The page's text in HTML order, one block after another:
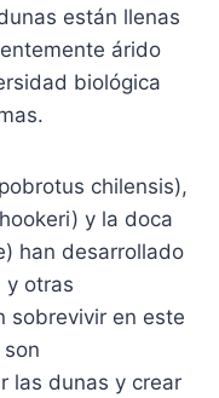
están llenas
árido
biológica
chilensis),
y la doca
han desarrollado
y otras
sobrevivir en este
las dunas y crear